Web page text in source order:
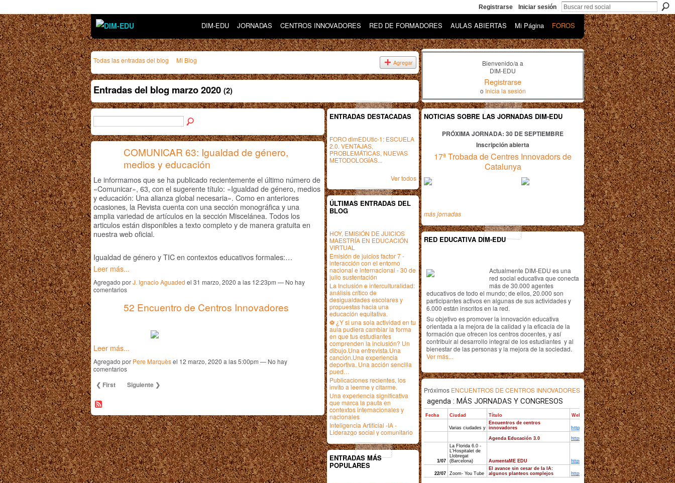
Registrarse Iniciar sesión
DIM-EDU JORNADAS CENTROS INNOVADORES RED DE FORMADORES AULAS ABIERTAS Mi Página FOROS
Todas las entradas del blog Mi Blog Agregar
Entradas del blog marzo 2020 (2)
COMUNICAR 63: Igualdad de género,
medios y educación
Le informamos que se ha publicado recientemente el último número de
«Comunicar», 63, con el sugerente título: «Igualdad de género, medios
y educación: Una alianza global necesaria». Como en anteriores
ocasiones, la Revista cuenta con una sección monográfica y una
amplia variedad de artículos en la sección Miscelánea. Todos los
articulos están disponibles a texto completo y de manera gratuita en
nuestra web oficial.
Igualdad de género y TIC en contextos educativos formales:…
Leer más...
Agregado porJ. Ignacio Aguaded el 31 marzo, 2020 a las 12:23pm — No hay
comentarios
52 Encuentro de Centros Innovadores
Leer más...
Agregado por Pere Marquèsel 12 marzo, 2020 a las 5:00pm — No hay
comentarios
❮ First Siguiente ❯
ENTRADAS DESTACADAS
FORO dimEDUtic-1: ESCUELA
2.0. VENTAJAS,
PROBLEMÁTICAS, NUEVAS
METODOLOGÍAS...
Ver todos
ÚLTIMAS ENTRADAS DEL
BLOG
HOY, EMISIÓN DE JUICIOS
MAESTRÍA EN EDUCACIÓN
VIRTUAL
Emisión de juicios factor 7 -
interacción con el entorno
nacional e internacional - 30 de
julio sustentación
La Inclusión e interculturalidad:
análisis crítico de
desigualdades escolares y
propuestas hacia una
educación equitativa.
⚽ ¿Y si una sola actividad en tu
aula pudiera cambiar la forma
en que tus estudiantes
comprenden la inclusión? Un
dibujo.Una entrevista.Una
canción.Una experiencia
deportiva. Una acción sencilla
pued…
Publicaciones recientes, los
invito a leerme y citarme.
Una experiencia significativa
que marca la pauta en
contextos internacionales y
nacionales
Inteligencia Artificial -IA -
Liderazgo social y comunitario
ENTRADAS MÁS
POPULARES
Bienvenido/a a
DIM-EDU
Registrarse
o Inicia la sesión
NOTICIAS SOBRE LAS JORNADAS DIM-EDU
PRÓXIMA JORNADA: 30 DE SEPTIEMBRE
Inscripción abierta
17ª Trobada de Centres Innovadors de
Catalunya
más jornadas
RED EDUCATIVA DIM-EDU
Actualmente DIM-EDU es una
red social educativa que conecta
más de 30.000 agentes
educativos de todo el mundo; de ellos, 20.000 son
participantes activos en algunas de sus actividades y
6.000 están inscritos en la red.
Su objetivo es promover la innovación educativa
orientada a la mejora de la calidad y la eficacia de la
formación que ofrecen los centros docentes, y así
contribuir al desarrollo integral de los estudiantes y al
bienestar de las personas y la mejora de la sociedad.
Ver más...
Próximos ENCUENTROS DE CENTROS INNOVADORES